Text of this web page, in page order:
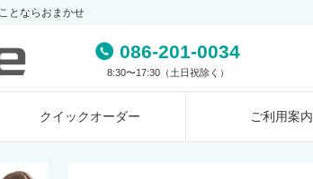
とならおまかせ
086-201-0034
8:30〜17:30（土日祝除く）
クイックオーダー ご利用案内